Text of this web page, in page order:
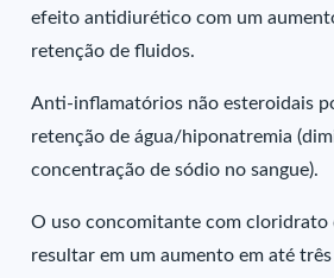
efeito antidiurético com um
retenção de fluidos.
Anti-inflamatórios não esteroidais
retenção de água/hiponatremia
concentração de sódio no sangue).
O uso concomitante com cloridrato
resultar em um aumento em até três